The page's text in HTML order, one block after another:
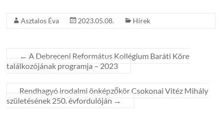
Asztalos Éva 2023.05.08. Hírek
← A Debreceni Református Kollégium Baráti Köre
találkozójának programja – 2023
Rendhagyó irodalmi önképzőkör Csokonai Vitéz Mihály
születésének 250. évfordulóján →